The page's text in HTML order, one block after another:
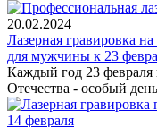
20.02.2024
Лазерная гравировка
для мужчины к 23
Каждый год 23 февраля
Отечества - особый